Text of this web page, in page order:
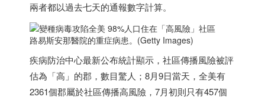
兩者都以過去七天的通報數字計算。
路易斯安那醫院的重症病患。(Getty Images)
疾病防治中心最新公布統計顯示，社區傳播風險被評
估為「高」的郡，數目驚人；8月9日當天，全美有
2361個郡屬於社區傳播高風險，7月初則只有457個